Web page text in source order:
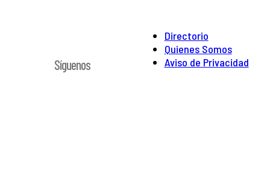
Directorio
Quienes Somos
Aviso de Privacidad
Síguenos